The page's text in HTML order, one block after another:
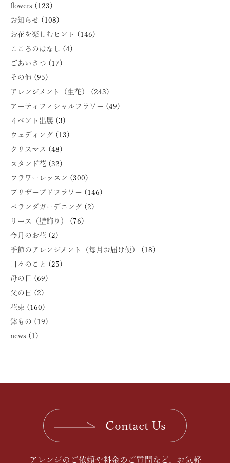
flowers (123)
お知らせ (108)
お花を楽しむヒント
(146)
こころのはなし (4)
ごあいさつ (17)
その他 (95)
アレンジメント（生花）
(243)
アーティフィシャルフラワー (49)
イベント出展 (3)
ウェディング (13)
クリスマス (48)
スタンド花 (32)
フラワーレッスン (300)
プリザーブドフラワー (146)
ベランダガーデニング (2)
リース（壁飾り）
(76)
今月のお花 (2)
季節のアレンジメント（毎月お届け便）
(18)
日々のこと
(25)
母の日
(69)
父の日
(2)
花束 (160)
鉢もの (19)
news (1)
Contact Us
アレンジのご依頼や料金のご質問など、お気軽